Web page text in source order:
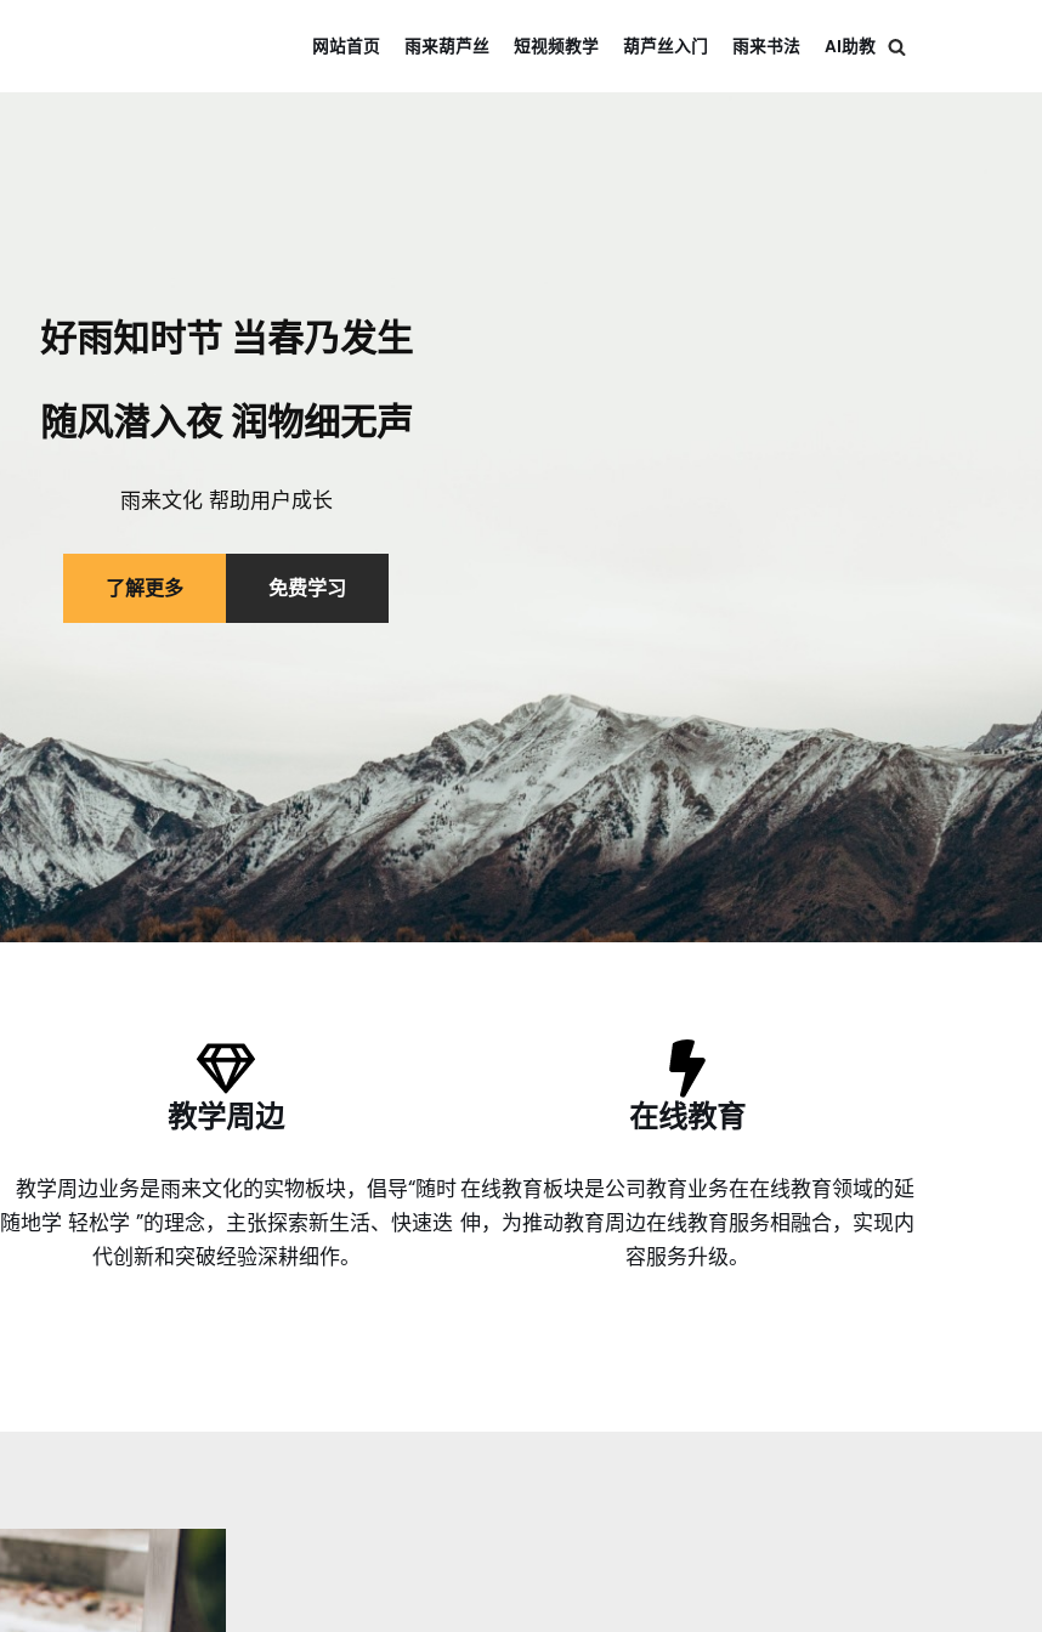
网站首页 雨来葫芦丝 短视频教学 葫芦丝入门 雨来书法 AI助教
好雨知时节 当春乃发生
随风潜入夜 润物细无声
雨来文化 帮助用户成长
了解更多 免费学习
教学周边
教学周边业务是雨来文化的实物板块，倡导“随时
随地学 轻松学 ”的理念，主张探索新生活、快速迭
代创新和突破经验深耕细作。
在线教育
在线教育板块是公司教育业务在在线教育领域的延
伸，为推动教育周边在线教育服务相融合，实现内
容服务升级。